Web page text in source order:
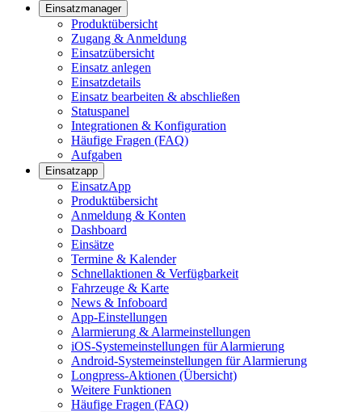
Einsatzmanager
Produktübersicht
Zugang & Anmeldung
Einsatzübersicht
Einsatz anlegen
Einsatzdetails
Einsatz bearbeiten & abschließen
Statuspanel
Integrationen & Konfiguration
Häufige Fragen (FAQ)
Aufgaben
Einsatzapp
EinsatzApp
Produktübersicht
Anmeldung & Konten
Dashboard
Einsätze
Termine & Kalender
Schnellaktionen & Verfügbarkeit
Fahrzeuge & Karte
News & Infoboard
App-Einstellungen
Alarmierung & Alarmeinstellungen
iOS-Systemeinstellungen für Alarmierung
Android-Systemeinstellungen für Alarmierung
Longpress-Aktionen (Übersicht)
Weitere Funktionen
Häufige Fragen (FAQ)